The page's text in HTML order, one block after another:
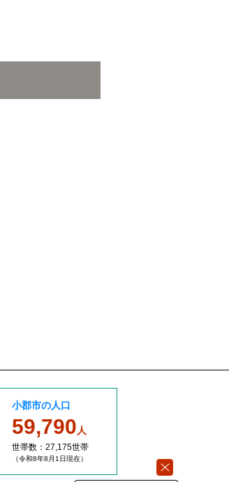
小郡市の人口
59,790人
世帯数：27,175世帯
（令和8年8月1日現在）